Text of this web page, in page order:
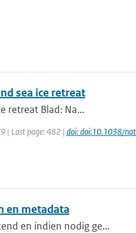
sea ice retreat
retreat Blad: Na...
| Last page: 482 | doi: doi:10.1038/
en metadata
en indien nodig ge...